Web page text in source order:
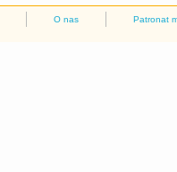
O nas Patronat